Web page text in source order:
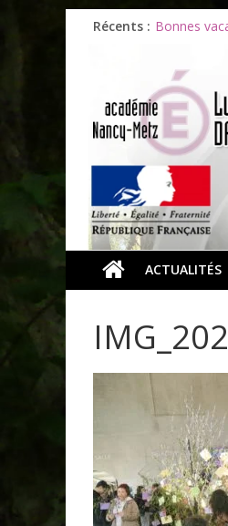
Récents :
Océane et
Bonnes
Infos
Soirée
Les ULiS en
ACTUALITÉS